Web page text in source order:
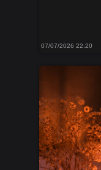
07/07/2026 22:20